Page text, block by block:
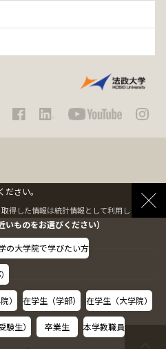
さい。
得した情報は統計情報として利用します。
ものをお選びください）
の大学院で学びたい方
） 在学生（学部） 在学生（大学院）
験生） 卒業生 本学教職員